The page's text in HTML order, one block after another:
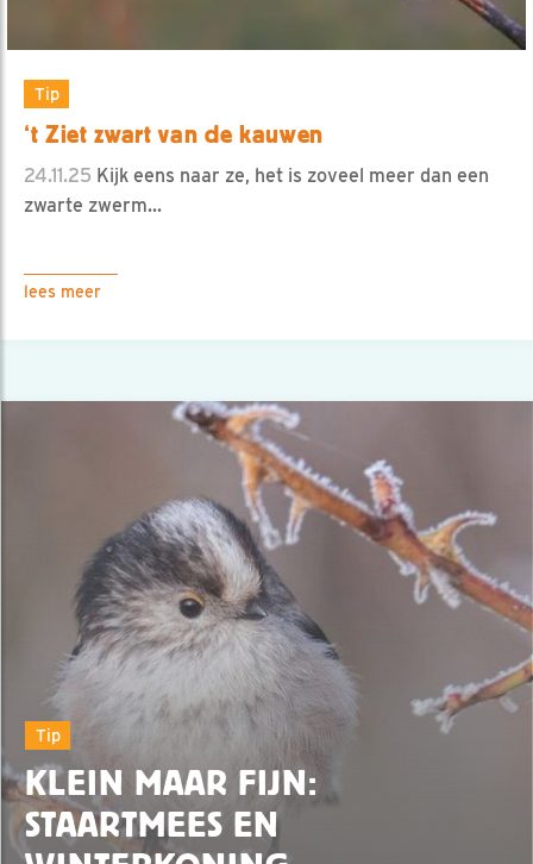
Tip
‘t Ziet zwart van de kauwen
24.11.25 Kijk eens naar ze, het is zoveel meer dan een
zwarte zwerm...
lees meer
Tip
KLEIN MAAR FIJN:
STAARTMEES EN